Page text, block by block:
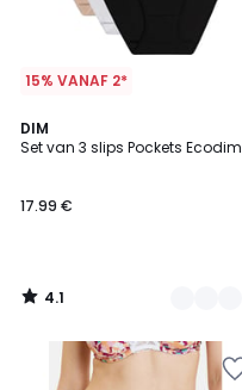
15% VANAF 2*
DIM
Set van 3 slips Pockets Ecodim
17.99 €
4.1
/ 5
5
Kleuren
4.1
/